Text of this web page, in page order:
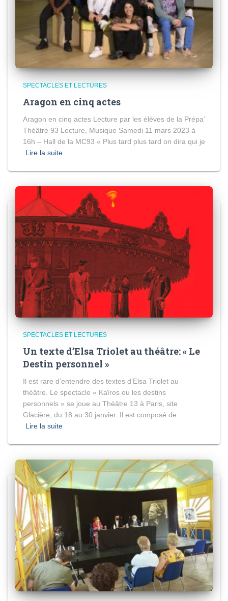
SPECTACLES ET LECTURES
Aragon en cinq actes
Aragon en cinq actes Lecture par les élèves de la Prépa’
Théâtre 93 Lecture, Musique Samedi 11 mars 2023 à
16h – Hall de la MC93 « Plus tard plus tard on dira qui je
Lire la suite
SPECTACLES ET LECTURES
Un texte d’Elsa Triolet au théâtre: « Le
Destin personnel »
Il est rare d’entendre des textes d’Elsa Triolet au
théâtre. Le spectacle « Kaïros ou les destins
personnels » se joue au Théâtre 13 à Paris, site
Glacière, du 18 au 30 janvier. Il est composé de
Lire la suite